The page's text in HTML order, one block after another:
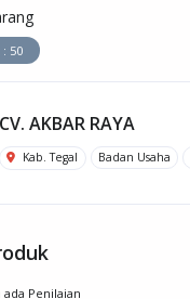
50
CV. AKBAR RAYA
Kab. Tegal Badan Usaha
Penilaian